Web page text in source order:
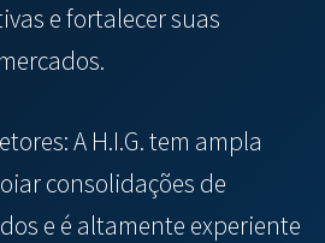
e fortalecer suas
A H.I.G. tem ampla
consolidações de
e é altamente experiente